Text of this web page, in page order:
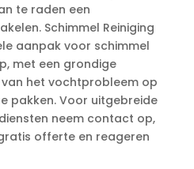
te raden een
Schimmel Reiniging
aanpak voor schimmel
met een grondige
het vochtprobleem op
pakken.​ Voor uitgebreide
neem contact op,
offerte en reageren